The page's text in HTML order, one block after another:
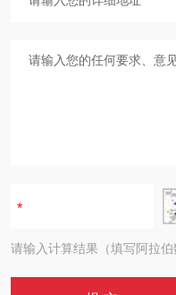
请输入计算结果（填写阿拉